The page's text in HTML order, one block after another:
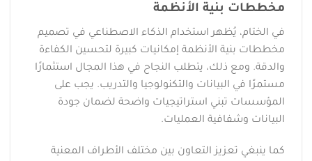
مخططات بنية الأنظمة
في الختام، يُظهر استخدام الذكاء الاصطناعي في تصميم
مخططات بنية الأنظمة إمكانيات كبيرة لتحسين الكفاءة
والدقة. ومع ذلك، يتطلب النجاح في هذا المجال استثمارًا
مستمرًا في البيانات والتكنولوجيا والتدريب. يجب على
المؤسسات تبني استراتيجيات واضحة لضمان جودة
البيانات وشفافية العمليات.
كما ينبغي تعزيز التعاون بين مختلف الأطراف المعنية